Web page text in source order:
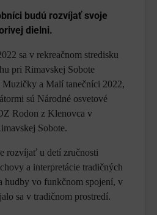
budú rozvíjať svoje
dielni.
sa v rekreačnom stredisku
pri Rimavskej Sobote
a Malí tanečníci 2022,
sú Národné osvetové
Rodon z Klenovca v
Sobote.
rozvíjať u detí zručnosti
a interpretácie tradičných
hudby vo funkčnom spojení, v
sa v tradičnom prostredí.